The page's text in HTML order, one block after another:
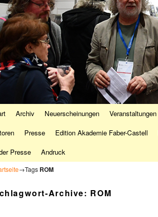
Archiv Neuerscheinungen Veranstaltungen
Presse Edition Akademie Faber-Castell
Presse
Andruck
→Tags ROM
Archive: ROM